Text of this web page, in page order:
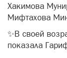
Хакимова
Мифтахова
✨В своей
показала